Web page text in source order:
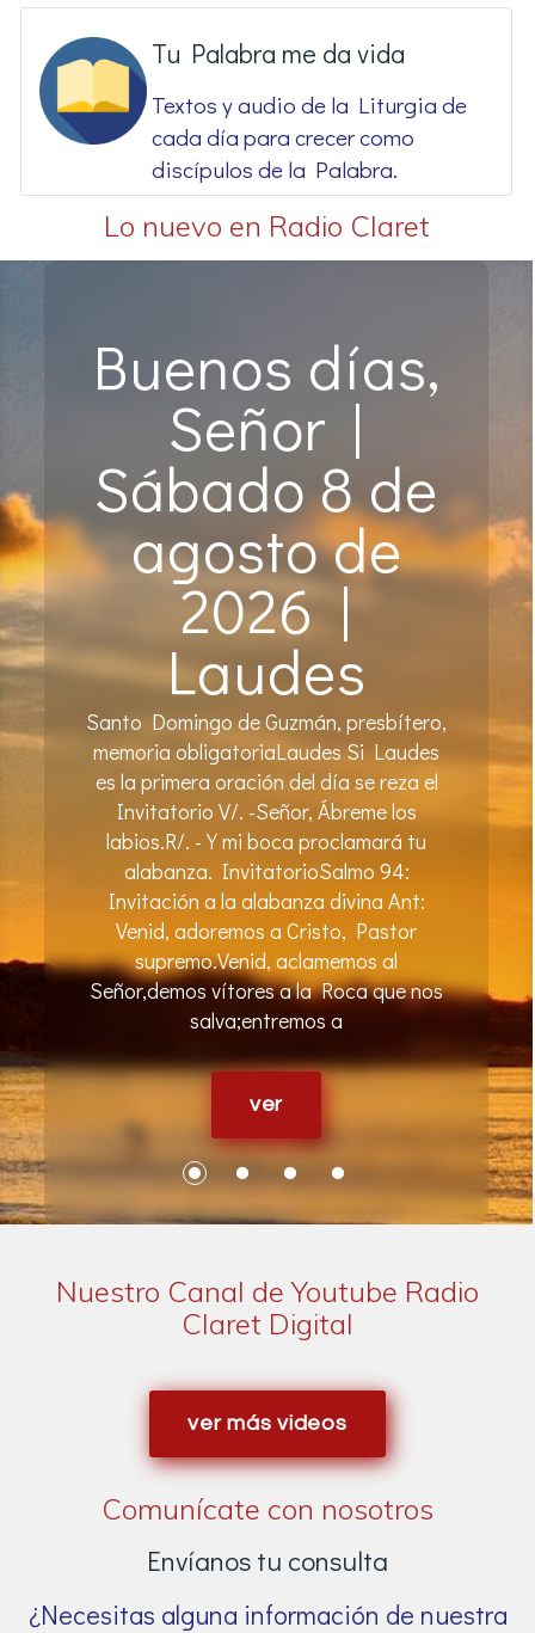
Tu Palabra me da vida
Textos y audio de la Liturgia de
cada día para crecer como
discípulos de la Palabra.
Lo nuevo en Radio Claret
Buenos días,
Señor |
Sábado 8 de
agosto de
2026 |
Laudes
Santo Domingo de Guzmán, presbítero,
memoria obligatoriaLaudes Si Laudes
es la primera oración del día se reza el
Invitatorio V/. -Señor, Ábreme los
labios.R/. -Y mi boca proclamará tu
alabanza. InvitatorioSalmo 94:
Invitación a la alabanza divina Ant:
Venid, adoremos a Cristo, Pastor
supremo.Venid, aclamemos al
Señor,demos vítores a la Roca que nos
salva;entremos a
ver
Nuestro Canal de Youtube Radio
Claret Digital
ver más videos
Comunícate con nosotros
Envíanos tu consulta
¿Necesitas alguna información de nuestra